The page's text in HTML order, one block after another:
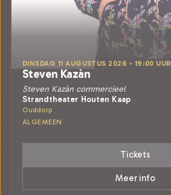
DINSDAG 11 AUGUSTUS 2026 • 19:00 UUR
Steven Kazàn
Steven Kazàn commercieel
Strandtheater Houten Kaap
Ouddorp
ALGEMEEN
Tickets
Meer info